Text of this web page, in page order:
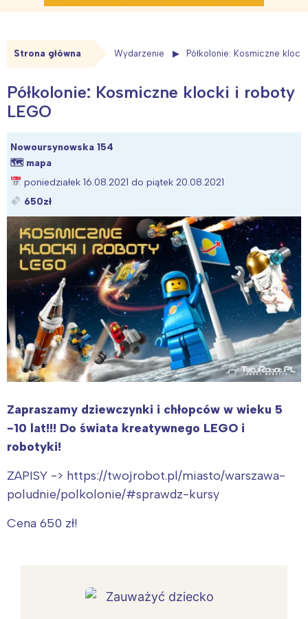
Strona główna Wydarzenie Półkolonie: Kosmiczne
Półkolonie: Kosmiczne klocki i roboty
LEGO
Nowoursynowska 154
🗺 mapa
poniedziałek 16.08.2021 do piątek 20.08.2021
650zł
Zapraszamy dziewczynki i chłopców w wieku 5
-10 lat!!! Do świata kreatywnego LEGO i
robotyki!
ZAPISY -> https://twojrobot.pl/miasto/warszawa-
poludnie/polkolonie/#sprawdz-kursy
Cena 650 zł!